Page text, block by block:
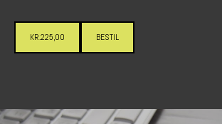
KR.225,00 BESTIL